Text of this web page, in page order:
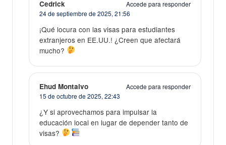
Cedrick
Accede para responder
24 de septiembre de 2025, 21:56
¡Qué locura con las visas para estudiantes
extranjeros en EE.UU.! ¿Creen que afectará
mucho?
Ehud Montalvo
Accede para responder
15 de octubre de 2025, 22:43
¿Y si aprovechamos para impulsar la
educación local en lugar de depender tanto de
visas?